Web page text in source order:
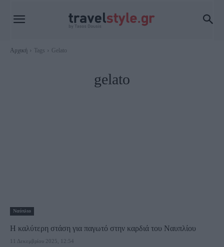
Αρχική Tags Gelato
gelato
Ναύπλιο
Η καλύτερη στάση για παγωτό στην καρδιά του Ναυπλίου
11 Δεκεμβρίου 2025, 12:54